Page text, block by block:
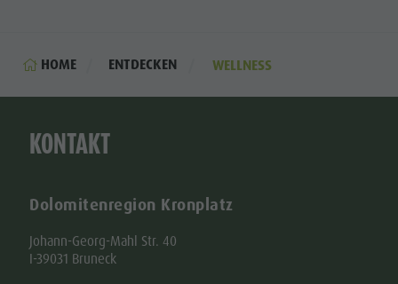
HOME ENTDECKEN WELLNESS
KONTAKT
Dolomitenregion Kronplatz
Johann-Georg-Mahl Str. 40
I-39031 Bruneck